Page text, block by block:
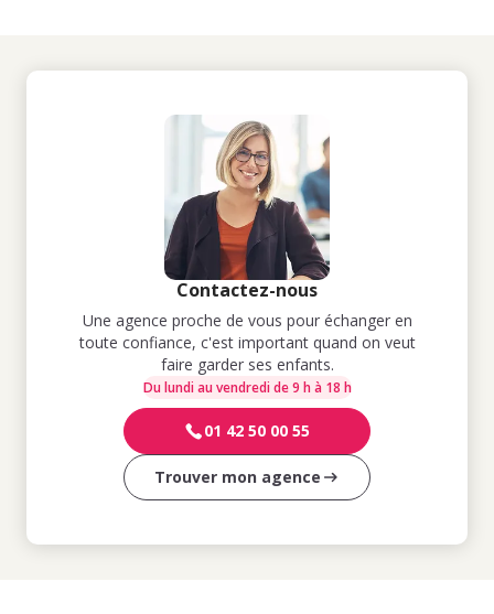
Contactez-nous
Une agence proche de vous pour échanger en
toute confiance, c'est important quand on veut
faire garder ses enfants.
Du lundi au vendredi de 9 h à 18 h
01 42 50 00 55
Trouver mon agence